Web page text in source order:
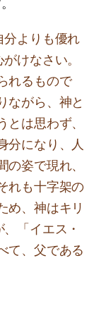
よりも優れ
けなさい。
れるもので
ながら、神と
は思わず、
分になり、人
姿で現れ、
れも十字架の
め、神はキリ
「イエス・
て、父である